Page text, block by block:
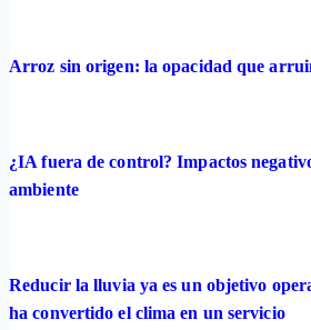
Arroz sin origen: la opacidad que
¿IA fuera de control? Impactos
ambiente
Reducir la lluvia ya es un objetivo
ha convertido el clima en un servicio